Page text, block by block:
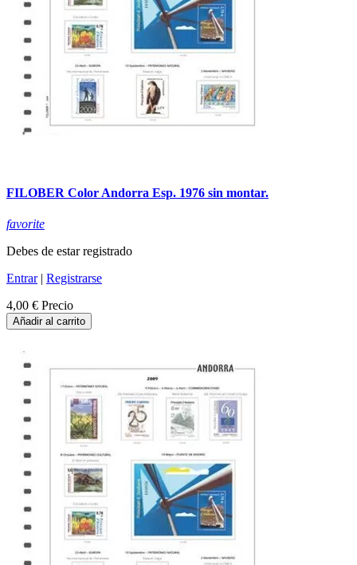
FILOBER Color Andorra Esp. 1976 sin montar.
favorite
Debes de estar registrado
Entrar| Registrarse
4,00 € Precio
Añadir al carrito